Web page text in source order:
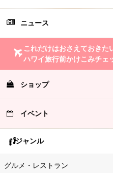
ニュース
これだけはおさえておきた
ハワイ旅行前かけこみチェ
ショップ
イベント
ジャンル
グルメ・レストラン